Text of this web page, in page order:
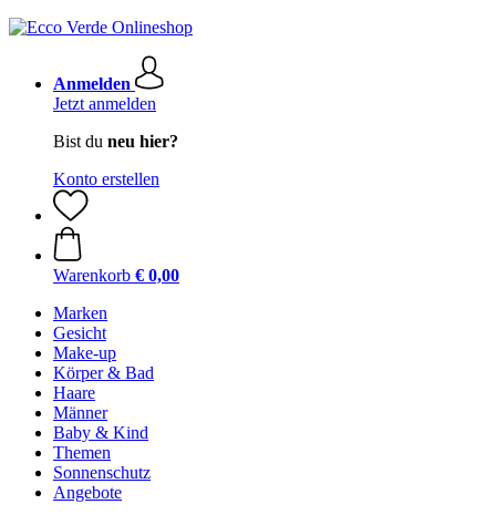
Anmelden
Jetzt anmelden
Bist du neu hier?
Konto erstellen
Warenkorb € 0,00
Marken
Gesicht
Make-up
Körper & Bad
Haare
Männer
Baby & Kind
Themen
Sonnenschutz
Angebote